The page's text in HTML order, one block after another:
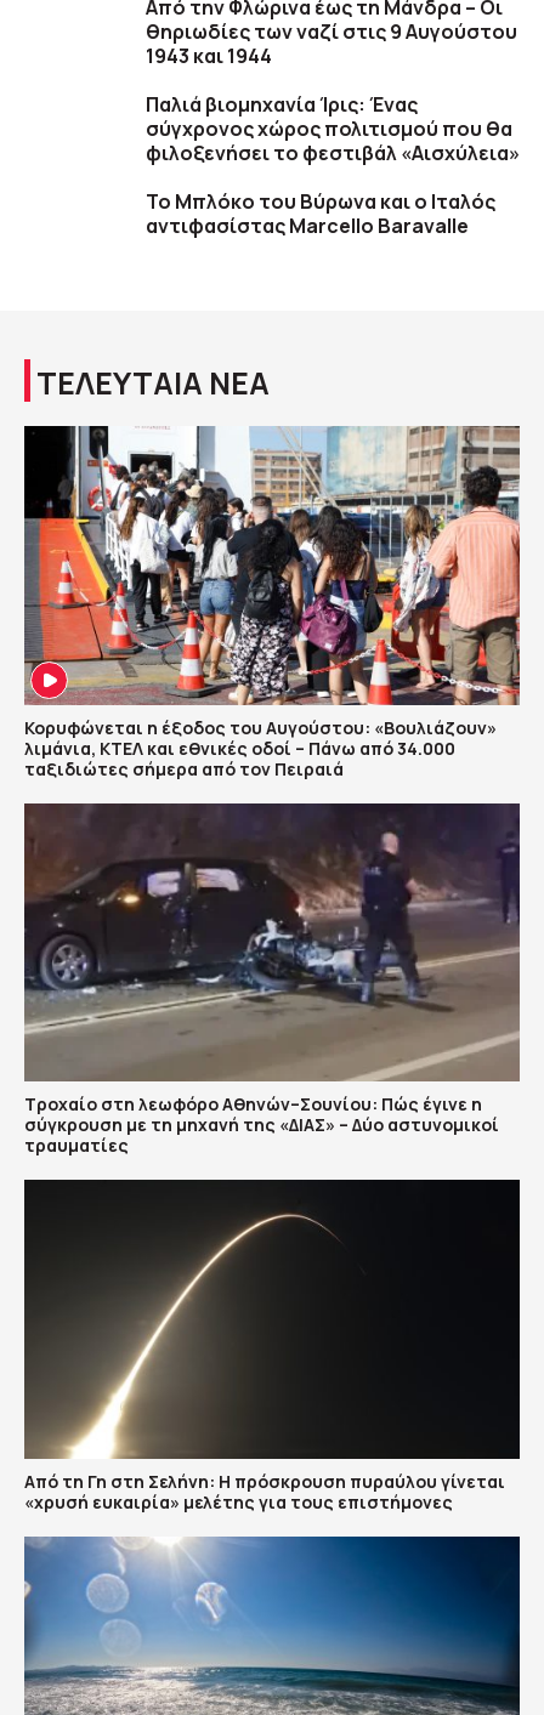
Από την Φλώρινα έως τη Μάνδρα – Οι
θηριωδίες των ναζί στις 9 Αυγούστου
1943 και 1944
Παλιά βιομηχανία Ίρις: Ένας
σύγχρονος χώρος πολιτισμού που θα
φιλοξενήσει το φεστιβάλ «Αισχύλεια»
Το Μπλόκο του Βύρωνα και ο Ιταλός
αντιφασίστας Marcello Baravalle
ΤΕΛΕΥΤΑΙΑ ΝΕΑ
Κορυφώνεται η έξοδος του Αυγούστου: «Βουλιάζουν»
λιμάνια, ΚΤΕΛ και εθνικές οδοί – Πάνω από 34.000
ταξιδιώτες σήμερα από τον Πειραιά
Τροχαίο στη λεωφόρο Αθηνών–Σουνίου: Πώς έγινε η
σύγκρουση με τη μηχανή της «ΔΙΑΣ» – Δύο αστυνομικοί
τραυματίες
Από τη Γη στη Σελήνη: Η πρόσκρουση πυραύλου γίνεται
«χρυσή ευκαιρία» μελέτης για τους επιστήμονες